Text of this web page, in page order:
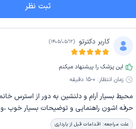
ثبت نظر
کاربر دکترتو (
1405/05/12
)
این پزشک را پیشنهاد میکنم
زمان انتظار: 0-15 دقیقه
محیط بسیار آرام و دلنشین به دور از استرس
حرفه اشون راهنمایی و توضیحات بسیار خوب
علت مراجعه: اقدامات قبل از بارداری